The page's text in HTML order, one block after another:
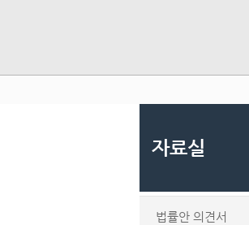
자료실
법률안 의견서